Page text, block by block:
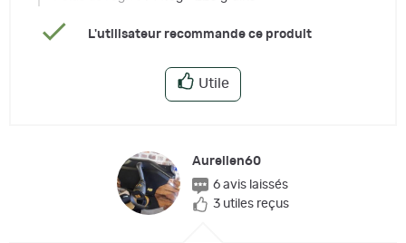
L'utilisateur recommande ce produit
Utile
Aurelien60
6 avis laissés
3 utiles reçus